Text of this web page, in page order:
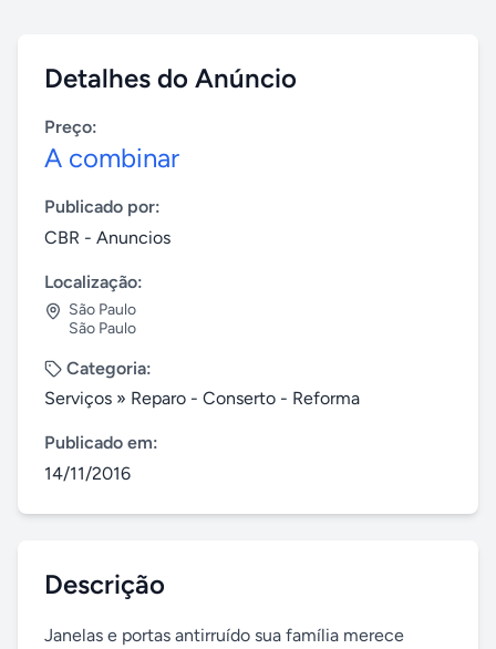
Detalhes do Anúncio
Preço:
A combinar
Publicado por:
CBR - Anuncios
Localização:
São Paulo
São Paulo
Categoria:
Serviços » Reparo - Conserto - Reforma
Publicado em:
14/11/2016
Descrição
Janelas e portas antirruído sua família merece